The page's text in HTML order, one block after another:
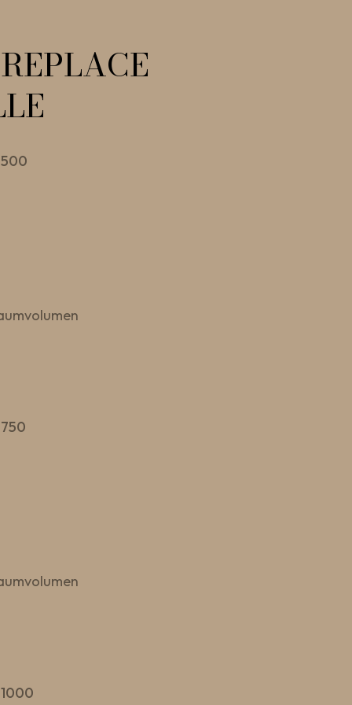
500
750
1000